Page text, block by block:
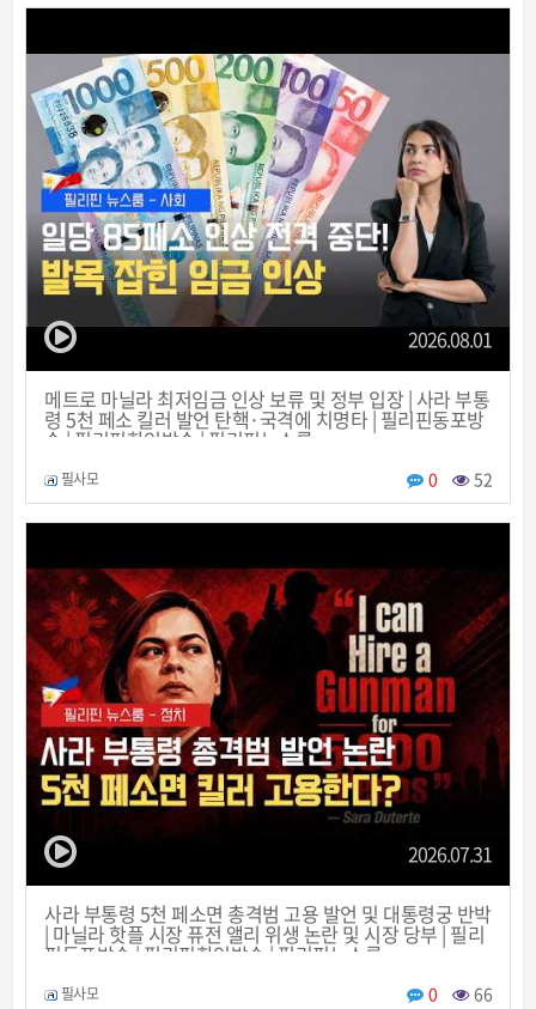
2026.08.01
메트로 마닐라 최저임금 인상 보류 및 정부 입장 | 사라 부통
령 5천 페소 킬러 발언 탄핵·국격에 치명타 | 필리핀동포방
송 | 필리핀한인방송 | 필리핀뉴스룸
필사모 0 52
2026.07.31
사라 부통령 5천 페소면 총격범 고용 발언 및 대통령궁 반박
| 마닐라 핫플 시장 퓨전 앨리 위생 논란 및 시장 당부 | 필리
핀동포방송 | 필리핀한인방송 | 필리핀뉴스룸
필사모 0 66